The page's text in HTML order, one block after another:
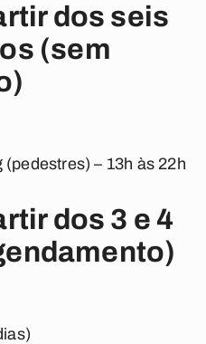
dos seis
(sem
– 13h às 22h
dos 3 e 4